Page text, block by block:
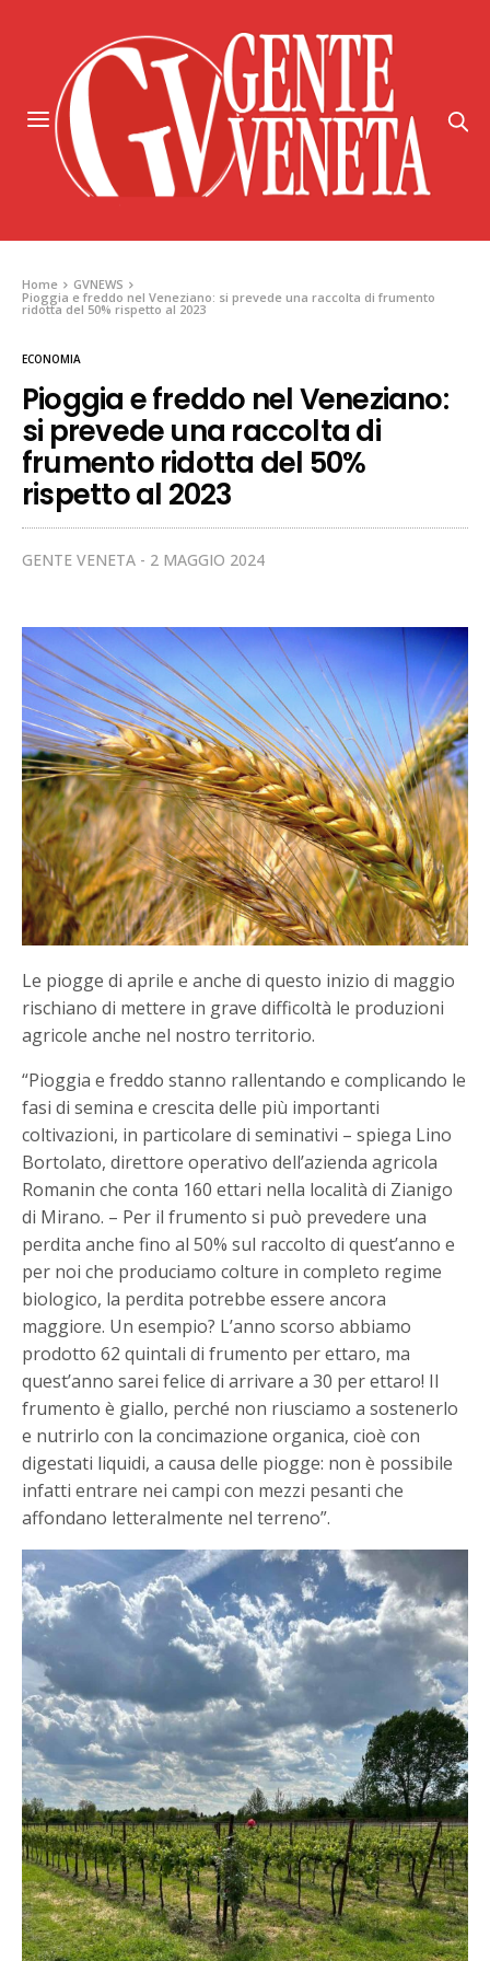
Home
GVNEWS
Pioggia e freddo nel Veneziano: si prevede una raccolta di frumento
ridotta del 50% rispetto al 2023
ECONOMIA
Pioggia e freddo nel Veneziano:
si prevede una raccolta di
frumento ridotta del 50%
rispetto al 2023
GENTE VENETA 2 MAGGIO 2024
Le piogge di aprile e anche di questo inizio di maggio
rischiano di mettere in grave difficoltà le produzioni
agricole anche nel nostro territorio.
“Pioggia e freddo stanno rallentando e complicando le
fasi di semina e crescita delle più importanti
coltivazioni, in particolare di seminativi – spiega Lino
Bortolato, direttore operativo dell’azienda agricola
Romanin che conta 160 ettari nella località di Zianigo
di Mirano. – Per il frumento si può prevedere una
perdita anche fino al 50% sul raccolto di quest’anno e
per noi che produciamo colture in completo regime
biologico, la perdita potrebbe essere ancora
maggiore. Un esempio? L’anno scorso abbiamo
prodotto 62 quintali di frumento per ettaro, ma
quest’anno sarei felice di arrivare a 30 per ettaro! Il
frumento è giallo, perché non riusciamo a sostenerlo
e nutrirlo con la concimazione organica, cioè con
digestati liquidi, a causa delle piogge: non è possibile
infatti entrare nei campi con mezzi pesanti che
affondano letteralmente nel terreno”.